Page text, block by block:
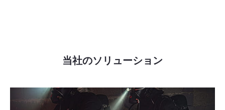
当社のソリューション